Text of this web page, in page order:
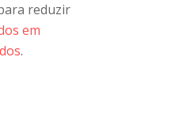
reduzir
em
.